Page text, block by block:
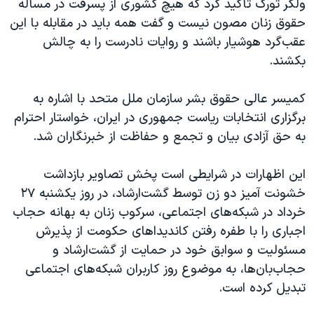
ولکر تورک تأکید کرد که هیچ کشوری از پسرفت در مسأله
حقوق زنان مصون نیست و گفت همه باید در مقابله با این
عقب‌گرد هوشیار باشند و روایات نادرست را به چالش
بکشند.
کمیسر عالی حقوق بشر سازمان ملل متحد با اشاره به
برگزاری انتخابات ریاست جمهوری در ایران، خواستار احترام
به حق آزادی بیان و تجمع و حفاظت از خبرنگاران شد.
این اظهارات در شرایطی است پخش تصاویر بازداشت
خشونت آمیز دو زن توسط گشت‌ارشاد، در روز یکشنبه ۲۷
خرداد در شبکه‌های اجتماعی، سرکوب زنان به بهانه حجاب
اجباری را با طفره رفتن کاندیداهای حکومت از پذیرش
مسئولیت و سوابق خود در حمایت از گشت‌ارشاد و
حجاب‌بان‌ها، به موضوع روز کاربران شبکه‌های اجتماعی
تبدیل کرده است.